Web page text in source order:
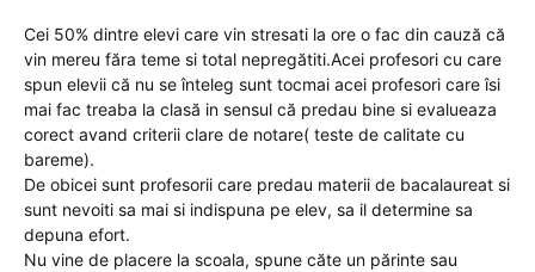
Cei 50% dintre elevi care vin stresati la ore o fac din cauză că
vin mereu făra teme si total nepregătiti.Acei profesori cu care
spun elevii că nu se înteleg sunt tocmai acei profesori care îsi
mai fac treaba la clasă in sensul că predau bine si evalueaza
corect avand criterii clare de notare( teste de calitate cu
bareme).
De obicei sunt profesorii care predau materii de bacalaureat si
sunt nevoiti sa mai si indispuna pe elev, sa il determine sa
depuna efort.
Nu vine de placere la scoala, spune căte un părinte sau